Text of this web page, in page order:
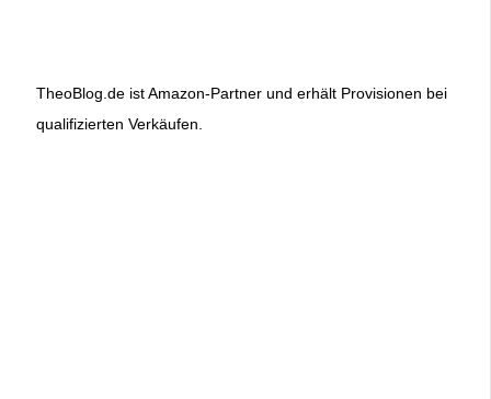
TheoBlog.de ist Amazon-Partner und erhält Provisionen bei
qualifizierten Verkäufen.